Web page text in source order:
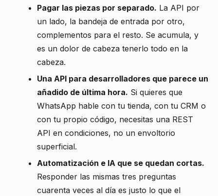
Pagar las piezas por separado. La API por
un lado, la bandeja de entrada por otro,
complementos para el resto. Se acumula, y
es un dolor de cabeza tenerlo todo en la
cabeza.
Una API para desarrolladores que parece un
añadido de última hora. Si quieres que
WhatsApp hable con tu tienda, con tu CRM o
con tu propio código, necesitas una REST
API en condiciones, no un envoltorio
superficial.
Automatización e IA que se quedan cortas.
Responder las mismas tres preguntas
cuarenta veces al día es justo lo que el